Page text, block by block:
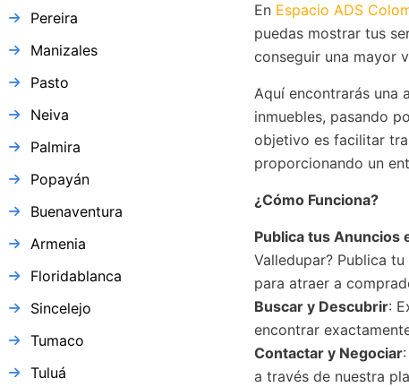
Pereira
Manizales
Pasto
Neiva
Palmira
Popayán
Buenaventura
Armenia
Floridablanca
Sincelejo
Tumaco
Tuluá
En Espacio ADS
puedas mostrar tus
conseguir una mayor
Aquí encontrarás una
inmuebles, pasando
objetivo es facilitar
proporcionando un
¿Cómo Funciona?
Publica tus Anuncios
Valledupar? Publica
para atraer a
Buscar y Descubrir:
encontrar
Contactar y Negociar
a través de nuestra